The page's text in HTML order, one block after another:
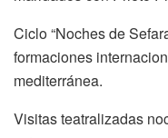
Ciclo “Noches de
formaciones
mediterránea.
Visitas teatralizadas